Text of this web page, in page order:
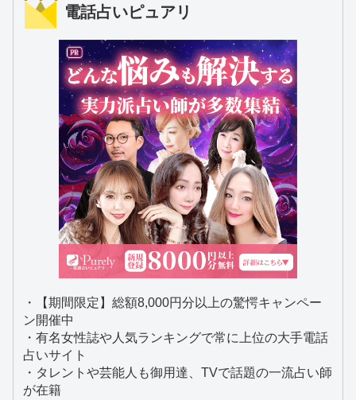
電話占いピュアリ
・【期間限定】総額8,000円分以上の驚愕キャンペー
ン開催中
・有名女性誌や人気ランキングで常に上位の大手電話
占いサイト
・タレントや芸能人も御用達、TVで話題の一流占い師
が在籍